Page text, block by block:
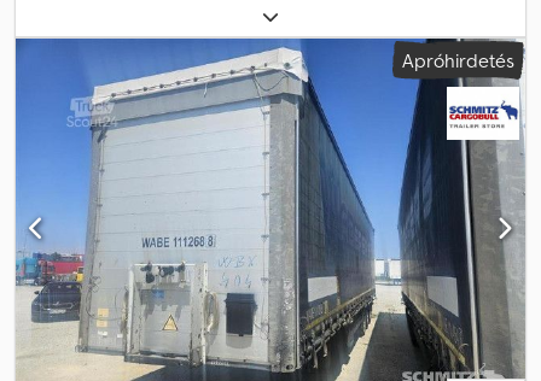
2 480 mm
rakodótér térfogata:101 m³, felfüggesztés:levegő, abroncs méret:
ezüst, Gyártási év:2017 , Felszereltség:ABS,
Önsúly: 6 770 kg, DIN EN 12642 (XL kód) tanúsítvány, Raktér (H S M):
13 620 mm x 2 480 mm x 3 000 mm. Gumiabroncs méret: 385/55
R22.5, Raktérfogat: 101 m³, 1. tengely: , 2. tengely: , 3. tengely: ,
Légrugózás, Aláfutásgátló, Elektronikus fékrendszer (EBS),
Szerszámosláda, Pótkeréktartó (2 db), Rögzített kitámasztó,
Tolótető, Elektromos csatlakozó 1x15- és 2x7-pólusú, Antispray,
Vámzár, Hidraulikus emelhető tető. Credpfx Afjzrqd Ijwsf
Apróhirdetés